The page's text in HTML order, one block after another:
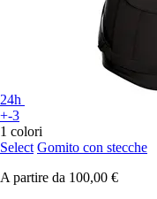
24h
+-3
1 colori
Select Gomito con stecche
A partire da 100,00 €